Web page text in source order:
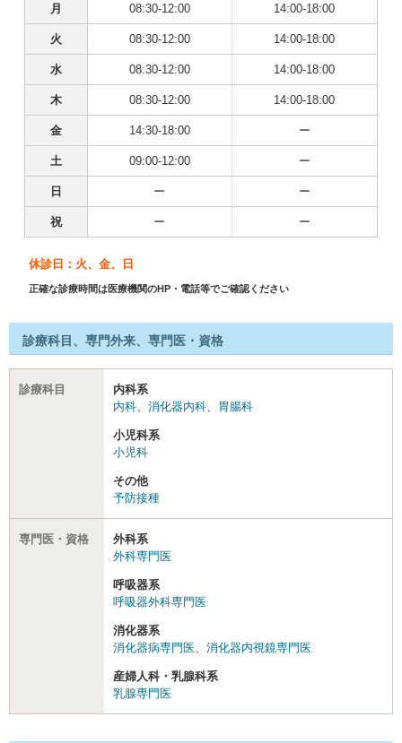
月 08:30-12:00 14:00-18:00
火 08:30-12:00 14:00-18:00
水 08:30-12:00 14:00-18:00
木 08:30-12:00 14:00-18:00
金 14:30-18:00 ー
土 09:00-12:00 ー
日 ー ー
祝 ー ー
休診日：火、金、日
正確な診療時間は医療機関のHP・電話等でご確認ください
診療科目、専門外来、専門医・資格
診療科目
内科系
内科
消化器内科 胃腸科
小児科系
小児科
その他
予防接種
専門医・資格
外科系
外科専門医
呼吸器系
呼吸器外科専門医
消化器系
消化器病専門医
消化器内視鏡専門医
産婦人科・乳腺科系
乳腺専門医